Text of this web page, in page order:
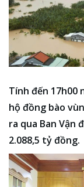
Tính đến 17h00
hộ đồng bào
ra qua Ban Vận
2.088,5 tỷ đồng.